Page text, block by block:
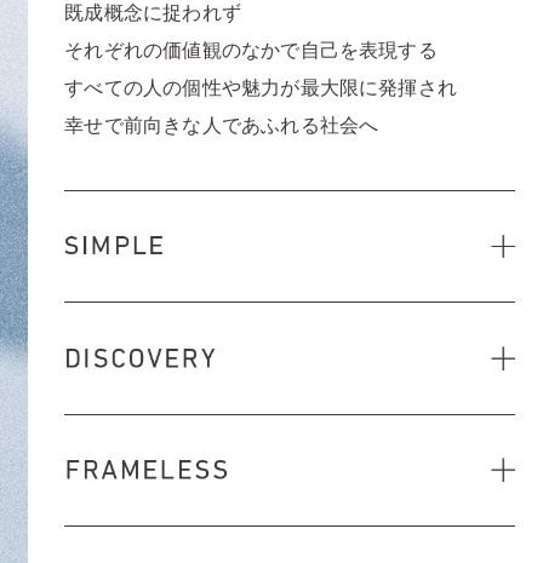
既成概念に捉われず
それぞれの価値観のなかで自己を表現する
すべての人の個性や魅力が最大限に発揮され
幸せで前向きな人であふれる社会へ